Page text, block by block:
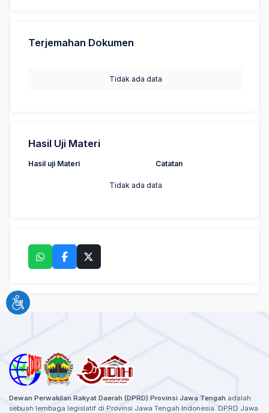
Terjemahan Dokumen
Tidak ada data
Hasil Uji Materi
Hasil uji Materi Catatan
Tidak ada data
Dewan Perwakilan Rakyat Daerah (DPRD) Provinsi Jawa Tengah adalah
sebuah lembaga legislatif di Provinsi Jawa Tengah Indonesia. DPRD Jawa